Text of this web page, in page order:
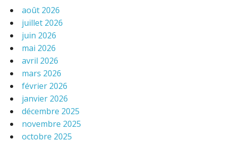
août 2026
juillet 2026
juin 2026
mai 2026
avril 2026
mars 2026
février 2026
janvier 2026
décembre 2025
novembre 2025
octobre 2025